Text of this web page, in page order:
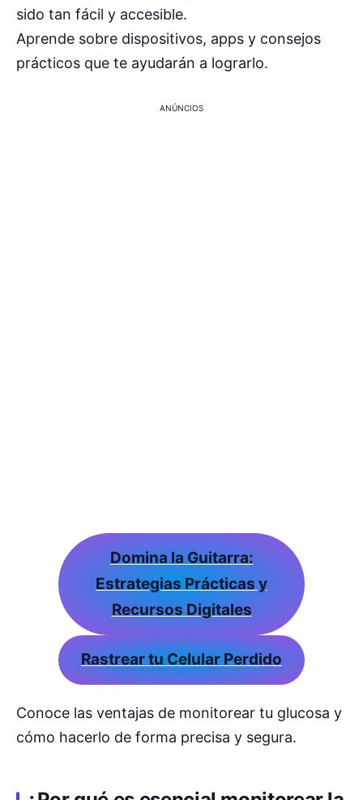
sido tan fácil y accesible.
Aprende sobre dispositivos, apps y consejos
prácticos que te ayudarán a lograrlo.
ANÚNCIOS
Domina la Guitarra:
Estrategias Prácticas y
Recursos Digitales
Rastrear tu Celular Perdido
Conoce las ventajas de monitorear tu glucosa y
cómo hacerlo de forma precisa y segura.